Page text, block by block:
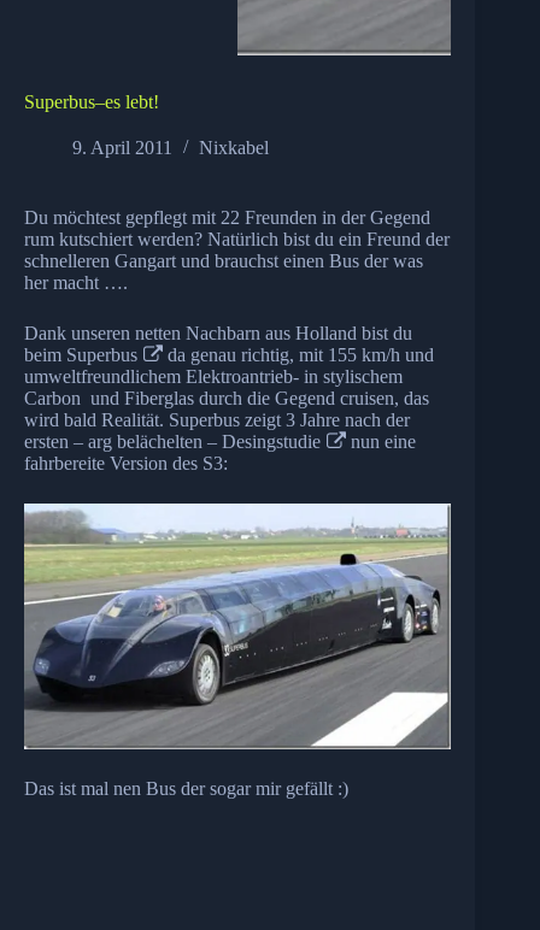
Superbus–es lebt!
9. April 2011 Nixkabel
Du möchtest gepflegt mit 22 Freunden in der Gegend
rum kutschiert werden? Natürlich bist du ein Freund der
schnelleren Gangart und brauchst einen Bus der was
her macht ….
Dank unseren netten Nachbarn aus Holland bist du
beim Superbus
da genau richtig, mit 155 km/h und
umweltfreundlichem Elektroantrieb- in stylischem
Carbon und Fiberglas durch die Gegend cruisen, das
wird bald Realität. Superbus zeigt 3 Jahre nach der
ersten – arg belächelten – Desingstudie
nun eine
fahrbereite Version des S3:
Das ist mal nen Bus der sogar mir gefällt :)